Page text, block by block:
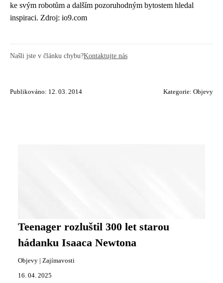
ke svým robotům a dalším pozoruhodným bytostem hledal
inspiraci. Zdroj: io9.com
Našli jste v článku chybu?Kontaktujte nás
Publikováno: 12. 03. 2014 Kategorie: Objevy
Teenager rozluštil 300 let starou
hádanku Isaaca Newtona
Objevy | Zajímavosti
16. 04. 2025